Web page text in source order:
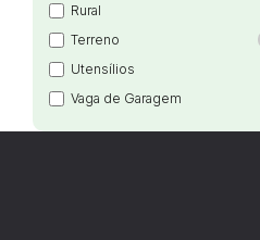
Rural
Terreno
Utensílios
Vaga de Garagem